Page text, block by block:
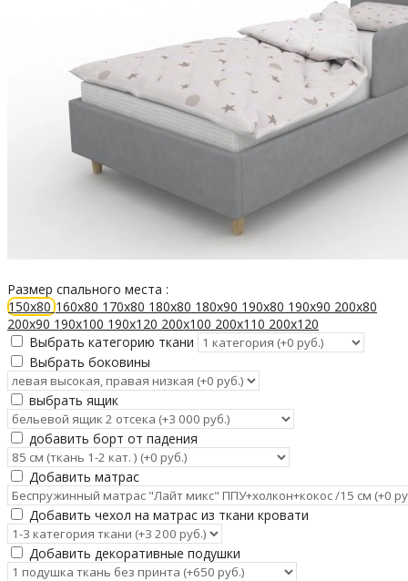
Размер спального места :
150х80160х80 170х80 180х80 180х90 190х80 190х90 200х80
200х90 190х100 190х120 200х100 200х110 200х120
Выбрать категорию ткани
Выбрать боковины
выбрать ящик
добавить борт от падения
Добавить матрас
Добавить чехол на матрас из ткани кровати
Добавить декоративные подушки